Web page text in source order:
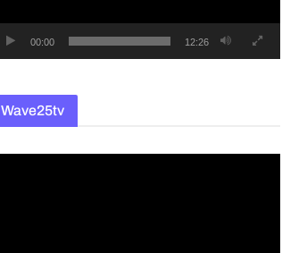
00:00 12:26
Wave25tv